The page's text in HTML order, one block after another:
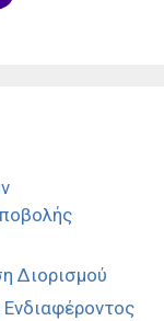
Διορισμού